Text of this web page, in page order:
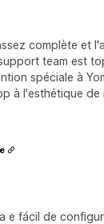
complète et
team est
spéciale à
à l'esthétique de
e fácil de